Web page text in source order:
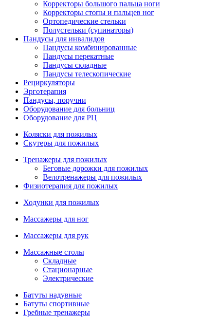
Корректоры большого пальца ноги
Корректоры стопы и пальцев ног
Ортопедические стельки
Полустельки (супинаторы)
Пандусы для инвалидов
Пандусы комбинированные
Пандусы перекатные
Пандусы складные
Пандусы телескопические
Рециркуляторы
Эрготерапия
Пандусы, поручни
Оборудование для больниц
Оборудование для РЦ
Коляски для пожилых
Скутеры для пожилых
Тренажеры для пожилых
Беговые дорожки для пожилых
Велотренажеры для пожилых
Физиотерапия для пожилых
Ходунки для пожилых
Массажеры для ног
Массажеры для рук
Массажные столы
Складные
Стационарные
Электрические
Батуты надувные
Батуты спортивные
Гребные тренажеры